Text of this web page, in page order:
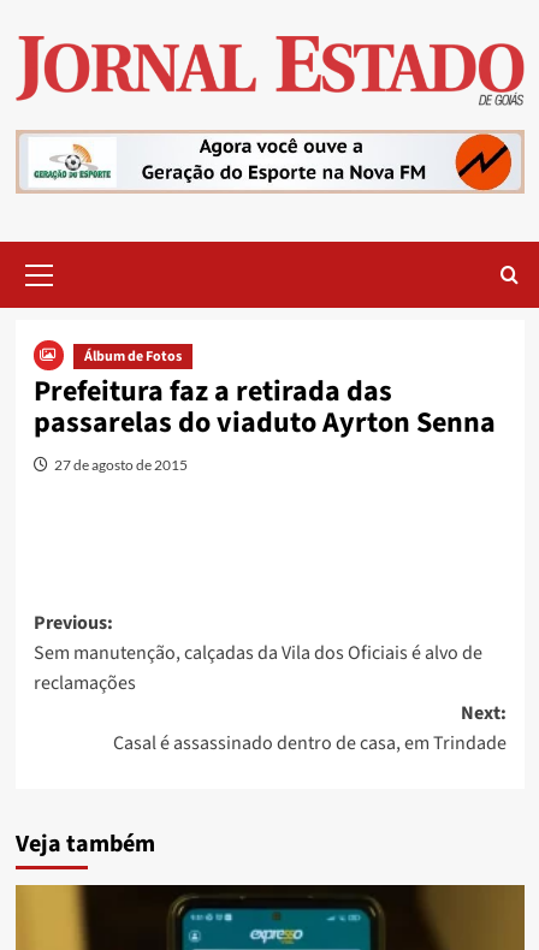
content
Menu
Álbum de Fotos
Prefeitura faz a retirada das
passarelas do viaduto Ayrton Senna
27 de agosto de 2015
Post
navigation
Previous:
Sem manutenção, calçadas da Vila dos Oficiais é alvo de
reclamações
Next:
Casal é assassinado dentro de casa, em Trindade
Veja também